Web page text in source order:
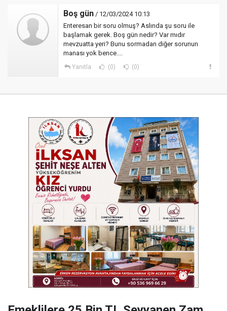
Boş gün / 12/03/2024 10:13
Enteresan bir soru olmuş? Aslında şu soru ile
başlamak gerek. Boş gün nedir? Var mıdır
mevzuatta yeri? Bunu sormadan diğer sorunun
manası yok bence....
Yanıtla (0) (0)